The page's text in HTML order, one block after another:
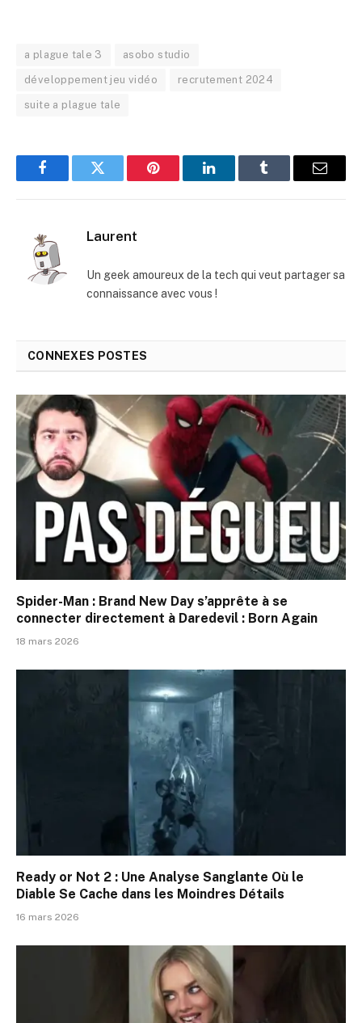
a plague tale 3 asobo studio
développement jeu vidéo recrutement 2024
suite a plague tale
FacebookTwitter Pinterest LinkedInTumblr
E-
Laurent
Un geek amoureux de la tech qui veut partager sa
connaissance avec vous !
CONNEXES POSTES
Spider-Man : Brand New Day s’apprête à se
connecter directement à Daredevil : Born Again
18 mars 2026
Ready or Not 2 : Une Analyse Sanglante Où le
Diable Se Cache dans les Moindres Détails
16 mars 2026